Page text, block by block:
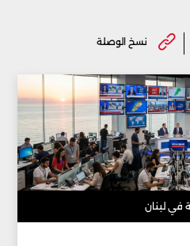
نسخ الوصلة
في لبنان